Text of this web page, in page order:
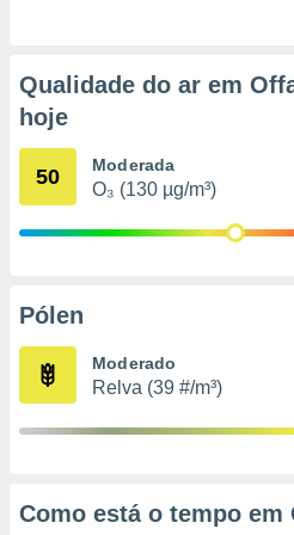
ou opor-
qualquer
em “
na
ou aceder
para
Qualidade do ar em
hoje
50 Moderada
O₃ (130 µg/m³)
Pólen
Moderado
Relva (39 #/m³)
Como está o tempo em